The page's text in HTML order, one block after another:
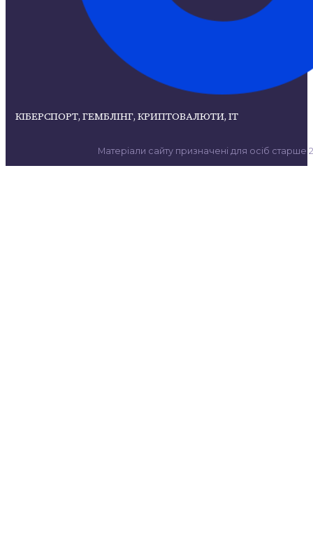
КІБЕРСПОРТ, ГЕМБЛІНГ, КРИПТОВАЛЮТИ, ІТ
Матеріали сайту призначені для осіб старше